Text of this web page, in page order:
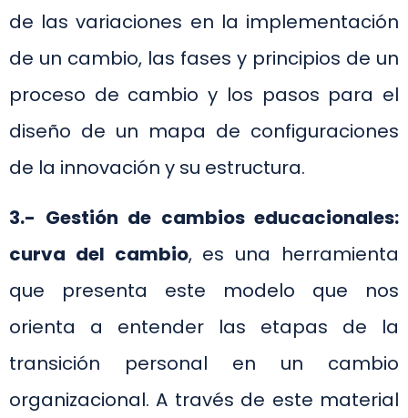
de las variaciones en la implementación
de un cambio, las fases y principios de un
proceso de cambio y los pasos para el
diseño de un mapa de configuraciones
de la innovación y su estructura.
3.- Gestión de cambios educacionales:
curva del cambio, es una herramienta
que presenta este modelo que nos
orienta a entender las etapas de la
transición personal en un cambio
organizacional. A través de este material